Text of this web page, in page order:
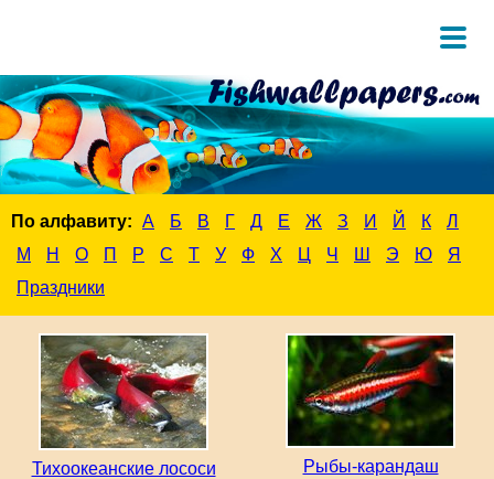
По алфавиту: А Б В Г Д Е Ж З И Й К
Л
М
Н О П Р С Т У Ф Х Ц Ч Ш Э Ю
Я
Праздники
Тихоокеанские лососи
Рыбы-карандаш